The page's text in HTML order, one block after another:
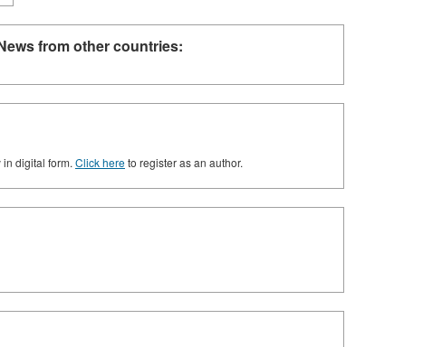
from other countries:
digital form. Click hereto register as an author.